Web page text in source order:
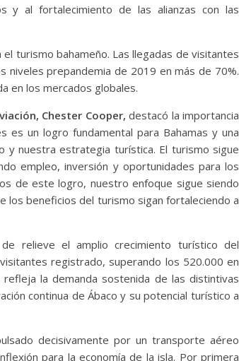
y al fortalecimiento de las alianzas con las
turismo bahameño. Las llegadas de visitantes
niveles prepandemia de 2019 en más de 70%.
en los mercados globales.
Chester Cooper, destacó la importancia
es un logro fundamental para Bahamas y una
y nuestra estrategia turística. El turismo sigue
empleo, inversión y oportunidades para los
de este logro, nuestro enfoque sigue siendo
los beneficios del turismo sigan fortaleciendo a
relieve el amplio crecimiento turístico del
registrado, superando los 520.000 en
la demanda sostenida de las distintivas
continua de Ábaco y su potencial turístico a
decisivamente por un transporte aéreo
para la economía de la isla. Por primera